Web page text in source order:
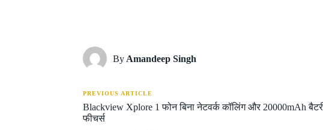
By Amandeep Singh
PREVIOUS ARTICLE
Blackview Xplore 1 फोन बिना नेटवर्क कॉलिंग और 20000mAh
फीचर्स